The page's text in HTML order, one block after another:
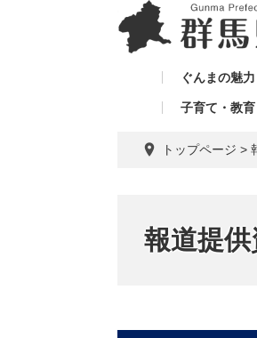
ぐんまの魅
子育て・教
トップページ >
報道提